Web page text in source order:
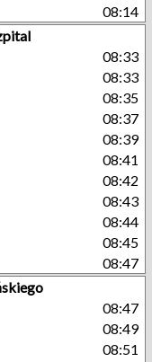
08:14
08:33
08:33
08:35
08:37
08:39
08:41
08:42
08:43
08:44
08:45
08:47
08:47
08:49
08:51